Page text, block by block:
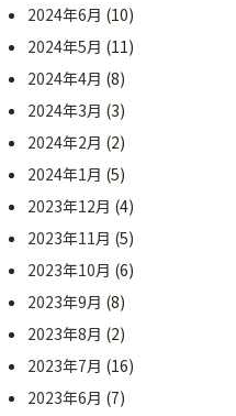
2024年6月 (10)
2024年5月 (11)
2024年4月 (8)
2024年3月 (3)
2024年2月 (2)
2024年1月 (5)
2023年12月 (4)
2023年11月 (5)
2023年10月 (6)
2023年9月 (8)
2023年8月 (2)
2023年7月 (16)
2023年6月 (7)